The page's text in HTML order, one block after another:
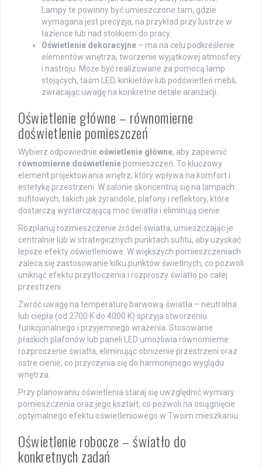
Lampy te powinny być umieszczone tam, gdzie
wymagana jest precyzja, na przykład przy lustrze w
łazience lub nad stolikiem do pracy.
Oświetlenie dekoracyjne – ma na celu podkreślenie
elementów wnętrza, tworzenie wyjątkowej atmosfery
i nastroju. Może być realizowane za pomocą lamp
stojących, taśm LED, kinkietów lub podświetleń mebli,
zwracając uwagę na konkretne detale aranżacji.
Oświetlenie główne – równomierne
doświetlenie pomieszczeń
Wybierz odpowiednie oświetlenie główne, aby zapewnić
równomierne doświetlenie pomieszczeń. To kluczowy
element projektowania wnętrz, który wpływa na komfort i
estetykę przestrzeni. W salonie skoncentruj się na lampach
sufitowych, takich jak żyrandole, plafony i reflektory, które
dostarczą wystarczającą moc światła i eliminują cienie.
Rozplanuj rozmieszczenie źródeł światła, umieszczając je
centralnie lub w strategicznych punktach sufitu, aby uzyskać
lepsze efekty oświetleniowe. W większych pomieszczeniach
zaleca się zastosowanie kilku punktów świetlnych, co pozwoli
uniknąć efektu przytłoczenia i rozproszy światło po całej
przestrzeni.
Zwróć uwagę na temperaturę barwową światła – neutralna
lub ciepła (od 2700 K do 4000 K) sprzyja stworzeniu
funkcjonalnego i przyjemnego wrażenia. Stosowanie
płaskich plafonów lub paneli LED umożliwia równomierne
rozproszenie światła, eliminując obniżenie przestrzeni oraz
ostre cienie, co przyczynia się do harmonijnego wyglądu
wnętrza.
Przy planowaniu oświetlenia staraj się uwzględnić wymiary
pomieszczenia oraz jego kształt, co pozwoli na osiągnięcie
optymalnego efektu oświetleniowego w Twoim mieszkaniu.
Oświetlenie robocze – światło do
konkretnych zadań